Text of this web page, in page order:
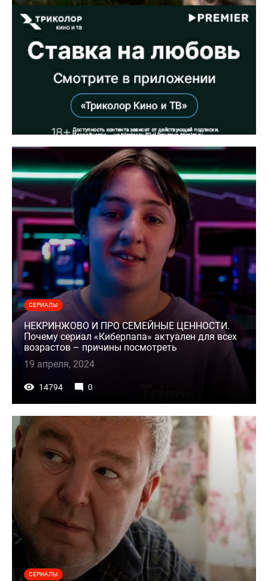
СЕРИАЛЫ
НЕКРИНЖОВО И ПРО СЕМЕЙНЫЕ ЦЕННОСТИ.
Почему сериал «Киберпапа» актуален для всех
возрастов – причины посмотреть
19 апреля, 2024
14794 0
СЕРИАЛЫ